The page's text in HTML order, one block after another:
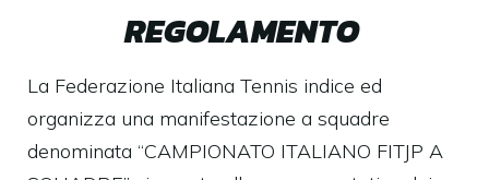
REGOLAMENTO
La Federazione Italiana Tennis indice ed
organizza una manifestazione a squadre
denominata “CAMPIONATO ITALIANO FITJP A